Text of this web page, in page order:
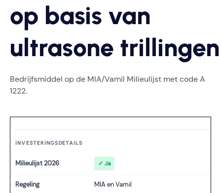
op basis van
ultrasone trillingen
Bedrijfsmiddel op de MIA/Vamil Milieulijst met code A
1222.
INVESTERINGSDETAILS
Milieulijst 2026 ✓ Ja
Regeling MIA en Vamil